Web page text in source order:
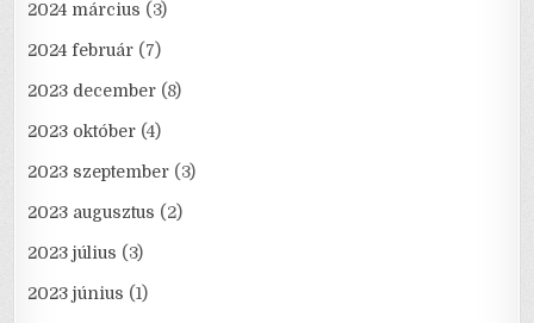
2024 március (3)
2024 február (7)
2023 december (8)
2023 október (4)
2023 szeptember (3)
2023 augusztus (2)
2023 július (3)
2023 június (1)